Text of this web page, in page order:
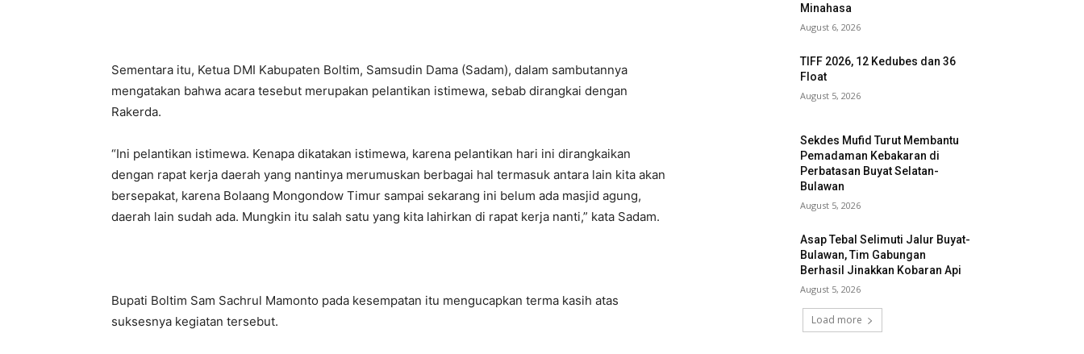
Sementara itu, Ketua DMI Kabupaten Boltim, Samsudin Dama (Sadam), dalam sambutannya
mengatakan bahwa acara tesebut merupakan pelantikan istimewa, sebab dirangkai dengan
Rakerda.
“Ini pelantikan istimewa. Kenapa dikatakan istimewa, karena pelantikan hari ini dirangkaikan
dengan rapat kerja daerah yang nantinya merumuskan berbagai hal termasuk antara lain kita akan
bersepakat, karena Bolaang Mongondow Timur sampai sekarang ini belum ada masjid agung,
daerah lain sudah ada. Mungkin itu salah satu yang kita lahirkan di rapat kerja nanti,” kata Sadam.
Bupati Boltim Sam Sachrul Mamonto pada kesempatan itu mengucapkan terma kasih atas
suksesnya kegiatan tersebut.
Minahasa
August 6, 2026
TIFF 2026, 12 Kedubes dan 36
Float
August 5, 2026
Sekdes Mufid Turut Membantu
Pemadaman Kebakaran di
Perbatasan Buyat Selatan-
Bulawan
August 5, 2026
Asap Tebal Selimuti Jalur Buyat-
Bulawan, Tim Gabungan
Berhasil Jinakkan Kobaran Api
August 5, 2026
Load more